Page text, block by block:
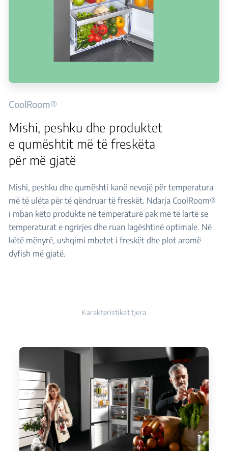
CoolRoom®
Mishi, peshku dhe produktet
e qumështit më të freskëta
për më gjatë
Mishi, peshku dhe qumështi kanë nevojë për temperatura
më të ulëta për të qëndruar të freskët. Ndarja CoolRoom®
i mban këto produkte në temperaturë pak më të lartë se
temperaturat e ngrirjes dhe ruan lagështinë optimale. Në
këtë mënyrë, ushqimi mbetet i freskët dhe plot aromë
dyfish më gjatë.
Karakteristikat tjera